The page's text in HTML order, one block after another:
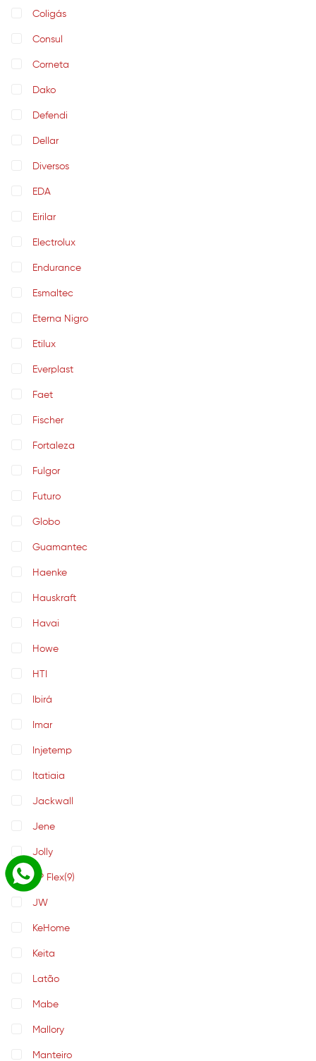
Coligás
Consul
Corneta
Dako
Defendi
Dellar
Diversos
EDA
Eirilar
Electrolux
Endurance
Esmaltec
Eterna Nigro
Etilux
Everplast
Faet
Fischer
Fortaleza
Fulgor
Futuro
Globo
Guamantec
Haenke
Hauskraft
Havai
Howe
HTI
Ibirá
Imar
Injetemp
Itatiaia
Jackwall
Jene
Jolly
JP Flex(9)
JW
KeHome
Keita
Latão
Mabe
Mallory
Manteiro